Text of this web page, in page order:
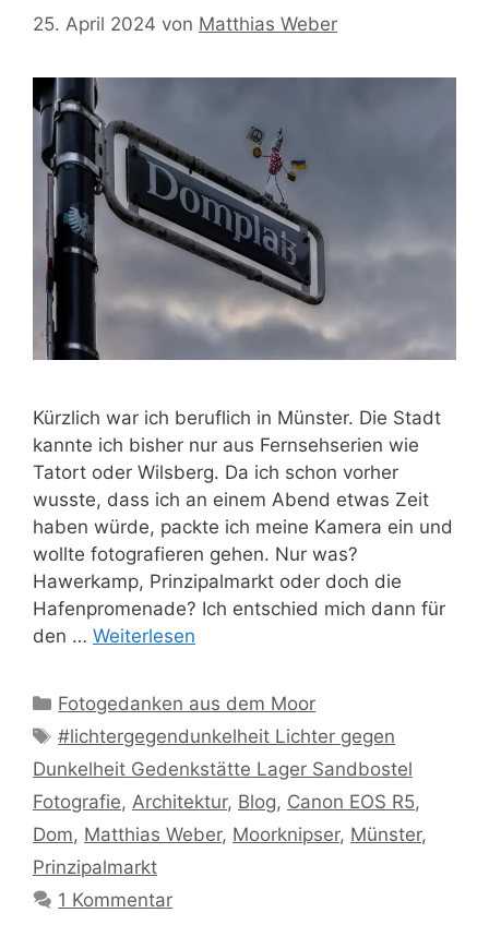
25. April 2024 von Matthias Weber
Kürzlich war ich beruflich in Münster. Die Stadt
kannte ich bisher nur aus Fernsehserien wie
Tatort oder Wilsberg. Da ich schon vorher
wusste, dass ich an einem Abend etwas Zeit
haben würde, packte ich meine Kamera ein und
wollte fotografieren gehen. Nur was?
Hawerkamp, Prinzipalmarkt oder doch die
Hafenpromenade? Ich entschied mich dann für
den … Weiterlesen
Kategorien
Fotogedanken aus dem Moor
Schlagwörter
#lichtergegendunkelheit Lichter gegen
Dunkelheit Gedenkstätte Lager Sandbostel
Fotografie, Architektur, Blog, Canon EOS R5,
Dom, Matthias Weber, Moorknipser, Münster,
Prinzipalmarkt
1 Kommentar